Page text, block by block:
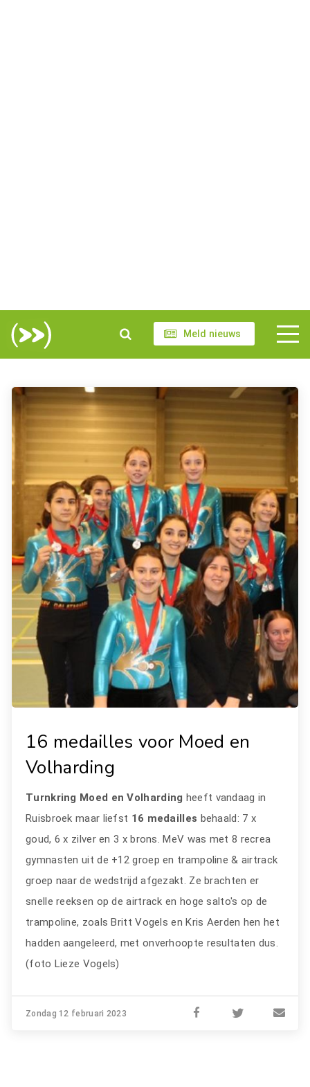
Meld nieuws
16 medailles voor Moed en
Volharding
Turnkring Moed en Volharding heeft vandaag in
Ruisbroek maar liefst 16 medailles behaald: 7 x
goud, 6 x zilver en 3 x brons. MeV was met 8 recrea
gymnasten uit de +12 groep en trampoline & airtrack
groep naar de wedstrijd afgezakt. Ze brachten er
snelle reeksen op de airtrack en hoge salto's op de
trampoline, zoals Britt Vogels en Kris Aerden hen het
hadden aangeleerd, met onverhoopte resultaten dus.
(foto Lieze Vogels)
Zondag 12 februari 2023